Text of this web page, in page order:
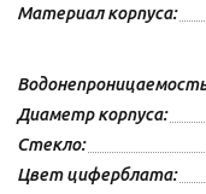
Материал корпуса:
Диаметр корпуса:
Стекло:
Цвет циферблата: